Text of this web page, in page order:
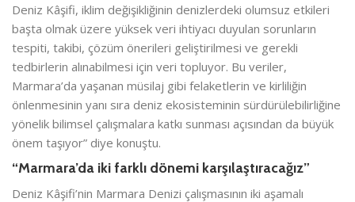
Deniz Kâşifi, iklim değişikliğinin denizlerdeki olumsuz etkileri
başta olmak üzere yüksek veri ihtiyacı duyulan sorunların
tespiti, takibi, çözüm önerileri geliştirilmesi ve gerekli
tedbirlerin alınabilmesi için veri topluyor. Bu veriler,
Marmara’da yaşanan müsilaj gibi felaketlerin ve kirliliğin
önlenmesinin yanı sıra deniz ekosisteminin sürdürülebilirliğine
yönelik bilimsel çalışmalara katkı sunması açısından da büyük
önem taşıyor” diye konuştu.
“Marmara’da iki farklı dönemi karşılaştıracağız”
Deniz Kâşifi’nin Marmara Denizi çalışmasının iki aşamalı